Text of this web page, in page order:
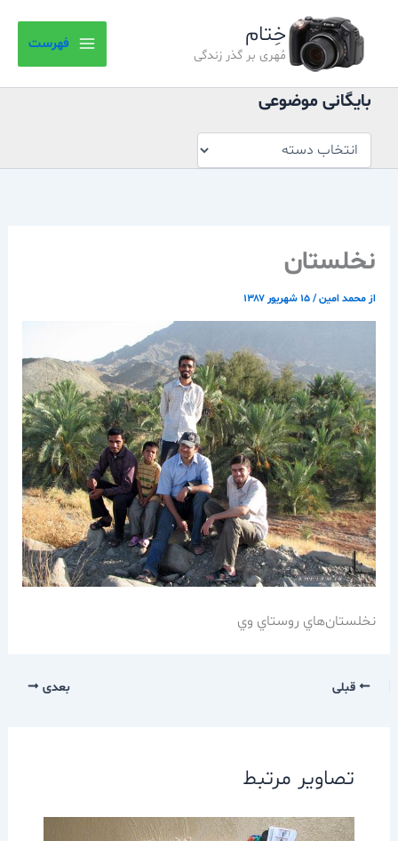
خِتام
مُهری بر گذر زندگی
فهرست
بایگانی موضوعی
موضوعی
نخلستان
از محمد امین/۱۵ شهریور ۱۳۸۷
نخلستان‌هاي روستاي وي
قبلی بعدی
تصاویر مرتبط